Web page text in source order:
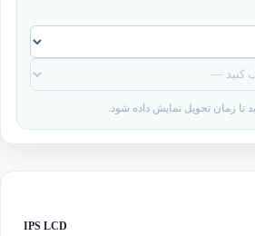
IPS LCD
تا زمان تحویل نمایش داده شود.